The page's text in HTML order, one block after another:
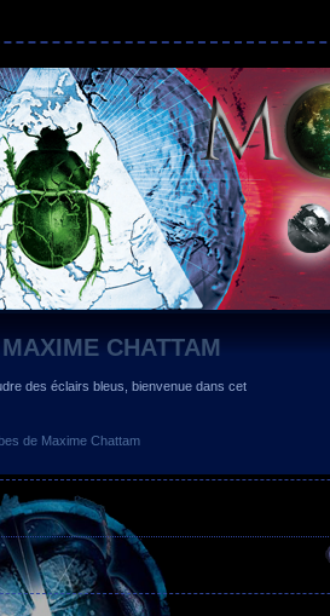
CHATTAM
des éclairs bleus, bienvenue dans cet
de Maxime Chattam